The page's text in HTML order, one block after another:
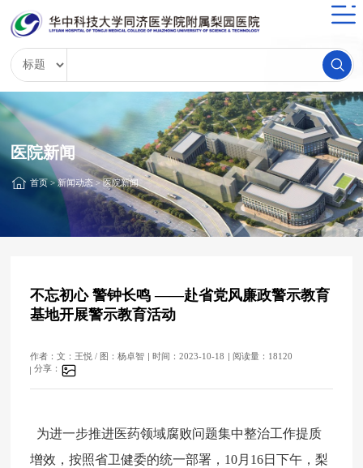
医院新闻
首页>新闻动态>医院新闻
不忘初心 警钟长鸣 ——赴省党风廉政警示教育
基地开展警示教育活动
作者：文：王悦 / 图：杨卓智 时间：2023-10-18
阅读量：18120
分享：
为进一步推进医药领域腐败问题集中整治工作提质
增效，按照省卫健委的统一部署，10月16日下午，梨